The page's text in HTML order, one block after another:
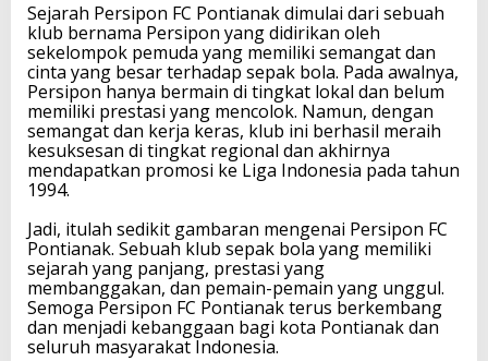
a
n
a
k
Sejarah Persipon FC Pontianak dimulai dari sebuah
klub bernama Persipon yang didirikan oleh
sekelompok pemuda yang memiliki semangat dan
cinta yang besar terhadap sepak bola. Pada awalnya,
Persipon hanya bermain di tingkat lokal dan belum
memiliki prestasi yang mencolok. Namun, dengan
semangat dan kerja keras, klub ini berhasil meraih
kesuksesan di tingkat regional dan akhirnya
mendapatkan promosi ke Liga Indonesia pada tahun
1994.
Jadi, itulah sedikit gambaran mengenai Persipon FC
Pontianak. Sebuah klub sepak bola yang memiliki
sejarah yang panjang, prestasi yang
membanggakan, dan pemain-pemain yang unggul.
Semoga Persipon FC Pontianak terus berkembang
dan menjadi kebanggaan bagi kota Pontianak dan
seluruh masyarakat Indonesia.